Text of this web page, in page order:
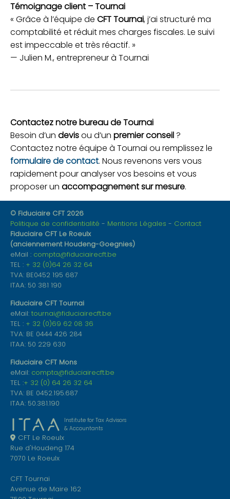
Témoignage client – Tournai
« Grâce à l’équipe de CFT Tournai, j’ai structuré ma
comptabilité et réduit mes charges fiscales. Le suivi
est impeccable et très réactif. »
— Julien M., entrepreneur à Tournai
Contactez notre bureau de Tournai
Besoin d’un devisou d’un premier conseil ?
Contactez notre équipe à Tournai ou remplissez le
formulaire de contact. Nous revenons vers vous
rapidement pour analyser vos besoins et vous
proposer un accompagnement sur mesure.
© Fiduciaire CFT 2026
Politique de confidentialité
Mentions Légales
Contact
Fiduciaire CFT Le Roeulx
(anciennement Houdeng-Goegnies)
eMail : compta@fiduciairecft.be
TEL : + 32 (0)64 26 32 64
TVA: BE0452 195 687
ITAA: 50 381 190
Fiduciaire CFT Tournai
eMail: tournai@fiduciairecft.be
TEL : + 32 (0)69 62 08 36
TVA: BE 0444 426 284
ITAA: 50 229 630
Fiduciaire CFT Mons
eMail: compta@fiduciairecft.be
TEL :+ 32 (0) 64 26 32 64
TVA: BE 0452.195.687
ITAA: 50.381.190
Institute for Tax Advisors
& Accountants
CFT Le Roeulx
Rue d'Houdeng 174
7070 Le Roeulx
CFT Tournai
Avenue de Maire 162